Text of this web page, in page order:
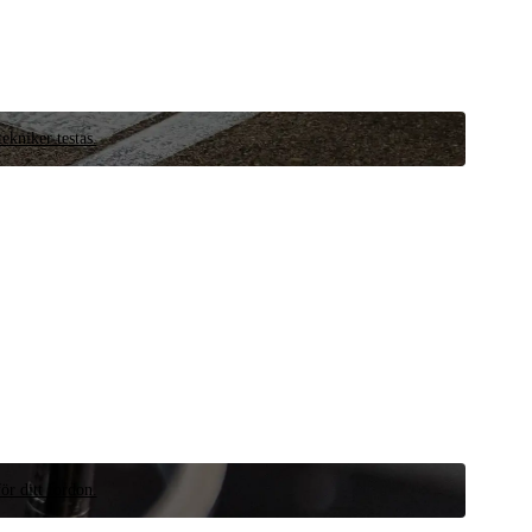
testas.
ditt fordon.